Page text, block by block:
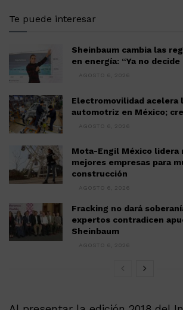
Te puede interesar
Sheinbaum cambia las
en energía: “Ya no
AGOSTO 6, 2026
Electromovilidad acelera
automotriz en México;
AGOSTO 6, 2026
Mota-Engil México lidera
mejores empresas para
construcción
AGOSTO 6, 2026
Fracking no dará
expertos contradicen
Sheinbaum
AGOSTO 6, 2026